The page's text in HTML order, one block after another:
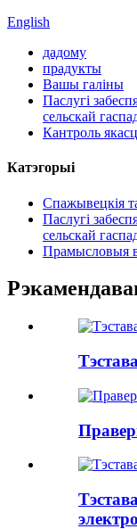
English
дадому
прадукты
Вашы галіны
Паслугі
сельскай
Кантроль
Катэгорыі
Спажывецкія
Паслугі
сельскай
Прамысловыя